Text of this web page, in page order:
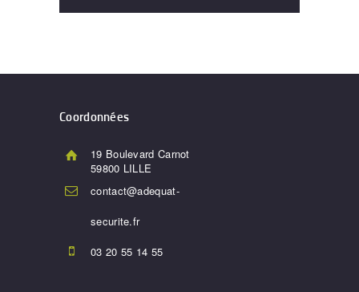
Coordonnées
19 Boulevard Carnot
59800 LILLE
contact@adequat-
securite.fr
03 20 55 14 55